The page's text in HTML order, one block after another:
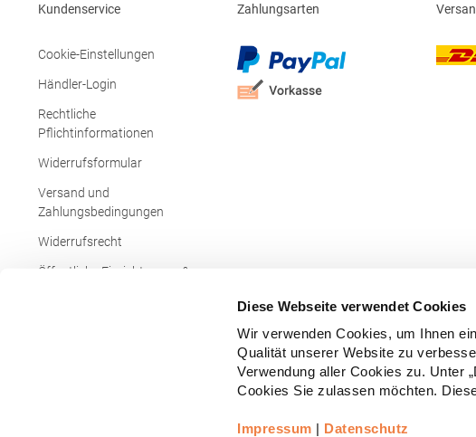
Diese Webseite verwendet Cookies
Wir verwenden Cookies, um Ihnen
Qualität unserer Website zu
Verwendung aller Cookies zu. Unter
Cookies Sie zulassen möchten.
Impressum | Datenschutz
Kundenservice
Cookie-Einstellungen
Händler-Login
Rechtliche
Pflichtinformationen
Widerrufsformular
Versand und
Zahlungsbedingungen
Widerrufsrecht
Öffentliche Einrichtungen &
Zahlungsarten